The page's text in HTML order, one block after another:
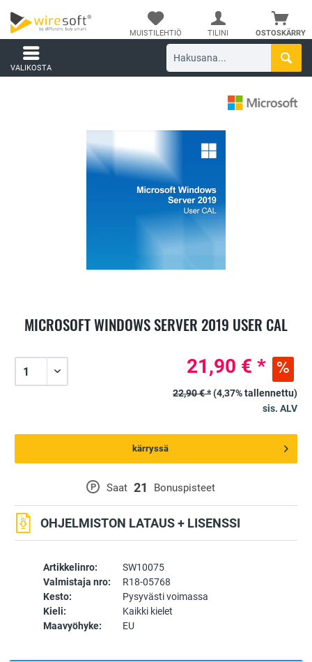
OSTOSKÄRRY
MUISTILEHTIÖ TILINI
VALIKOSTA
MICROSOFT WINDOWS SERVER 2019 USER CAL
Artikkelinro:
SW10075
Valmistaja nro:
R18-05768
Kesto:
Pysyvästi voimassa
Kieli:
Kaikki kielet
Maavyöhyke:
EU
P Saat 21 Bonuspisteet
OHJELMISTON LATAUS + LISENSSI
21,90 € *
22,90 € *(4,37% tallennettu)
sis. ALV
kärryssä